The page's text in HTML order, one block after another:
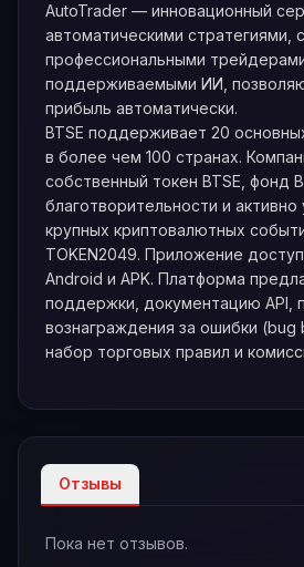
AutoTrader — инновационный
автоматическими стратегиями,
профессиональными
поддерживаемыми ИИ,
прибыль автоматически.
BTSE поддерживает 20
в более чем 100 странах.
собственный токен BTSE, фонд
благотворительности и активно
крупных криптовалютных
TOKEN2049. Приложение
Android и APK. Платформа
поддержки, документацию API,
вознаграждения за ошибки (bug
набор торговых правил и
Отзывы
Пока нет отзывов.